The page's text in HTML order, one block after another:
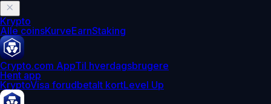
Krypto
Alle coinsKurveEarnStaking
Crypto.com AppTil hverdagsbrugere
Hent app
KryptoVisa forudbetalt kortLevel Up